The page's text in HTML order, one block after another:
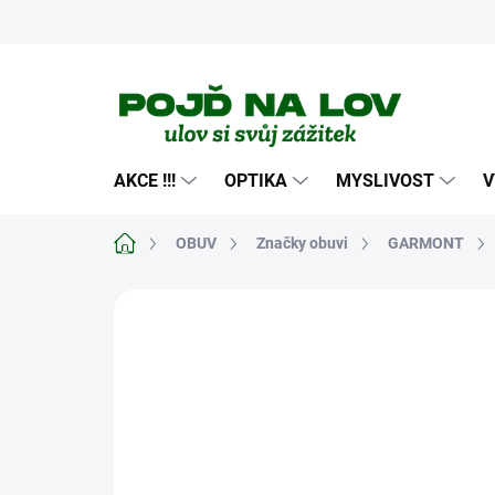
AKCE !!! OPTIKA MYSLIVOST
Domů OBUV Značky obuvi GARMONT